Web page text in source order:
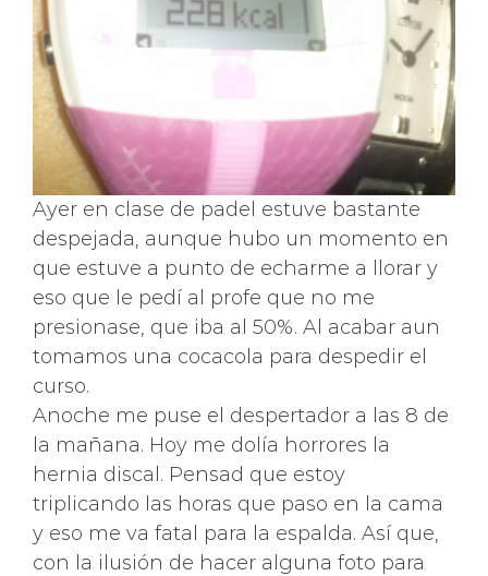
Ayer en clase de padel estuve bastante
despejada, aunque hubo un momento en
que estuve a punto de echarme a llorar y
eso que le pedí al profe que no me
presionase, que iba al 50%. Al acabar aun
tomamos una cocacola para despedir el
curso.
Anoche me puse el despertador a las 8 de
la mañana. Hoy me dolía horrores la
hernia discal. Pensad que estoy
triplicando las horas que paso en la cama
y eso me va fatal para la espalda. Así que,
con la ilusión de hacer alguna foto para